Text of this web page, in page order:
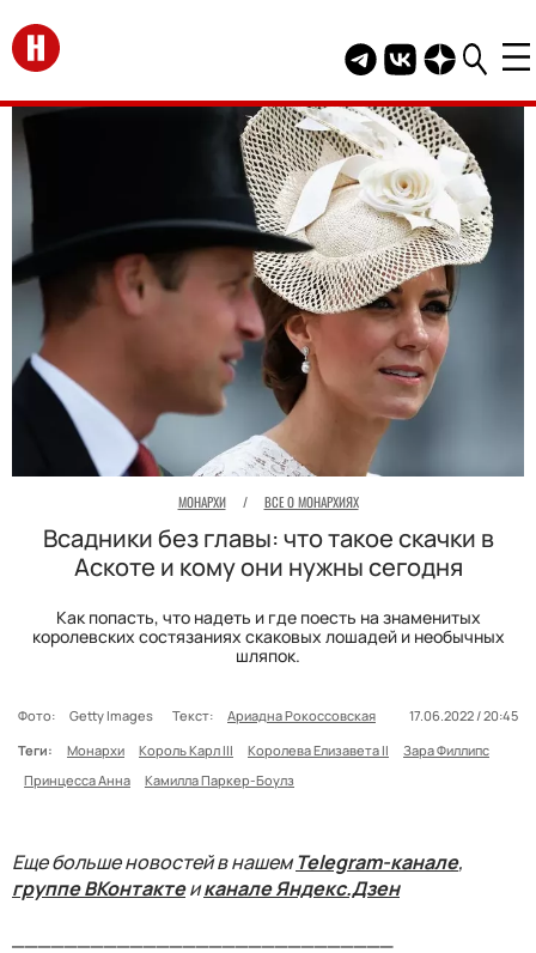
Перейти на главную
Telegram канал
Группа HELLO
Канал
МОНАРХИ / ВСЕ О МОНАРХИЯХ
Всадники без главы: что такое скачки в
Аскоте и кому они нужны сегодня
Как попасть, что надеть и где поесть на знаменитых
королевских состязаниях скаковых лошадей и необычных
шляпок.
Фото: Getty Images Текст: Ариадна Рокоссовская
17.06.2022 / 20:45
Теги:
Монархи Король Карл III Королева Елизавета II
Зара Филлипс
Принцесса Анна
Камилла Паркер-Боулз
Еще больше новостей в нашемTelegram-канале,
группе ВКонтактеиканале Яндекс.Дзен